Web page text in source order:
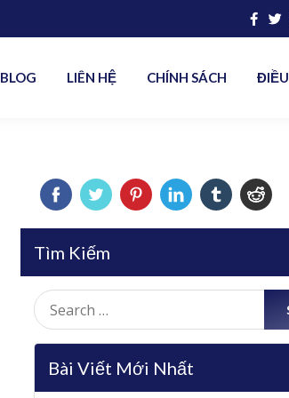
BLOG LIÊN HỆ CHÍNH SÁCH
Tìm Kiếm
Search
for:
Bài Viết Mới Nhất